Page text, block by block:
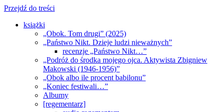
Przejdź do treści
książki
„Obok. Tom drugi” (2025)
„Państwo Nikt. Dzieje ludzi nieważnych”
recenzje „Państwo Nikt…”
„Podróż do środka mojego ojca. Aktywista Zbigniew
Makowski (1946-1956)”
„Obok albo ile procent babilonu”
„Koniec festiwali…”
Albumy
[regementarz]